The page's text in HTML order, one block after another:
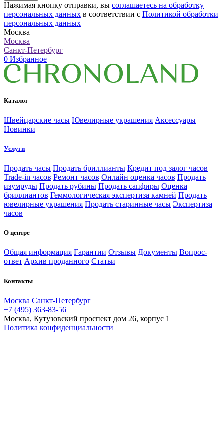
Нажимая кнопку отправки, вы соглашаетесь на обработку
персональных данных в соответствии с Политикой обработки
персональных данных
Москва
Москва
Санкт-Петербург
0 Избранное
Каталог
Швейцарские часы Ювелирные украшения Аксессуары
Новинки
Услуги
Продать часы Продать бриллианты Кредит под залог часов
Trade-in часов Ремонт часов Онлайн оценка часов Продать
изумруды Продать рубины Продать сапфиры Оценка
бриллиантов Геммологическая экспертиза камней Продать
ювелирные украшения Продать старинные часы Экспертиза
часов
О центре
Общая информация Гарантии Отзывы Документы Вопрос-
ответ Архив проданного Статьи
Контакты
Москва Санкт-Петербург
+7 (495) 363-83-56
Москва, Кутузовский проспект дом 26, корпус 1
Политика конфиденциальности